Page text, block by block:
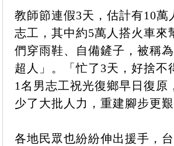
教師節連假3天，估計有10萬
志工，其中約5萬人搭火車來
們穿雨鞋、自備鏟子，被稱
超人」。「忙了3天，好捨不
1名男志工祝光復鄉早日復原
少了大批人力，重建腳步更艱
各地民眾也紛紛伸出援手，